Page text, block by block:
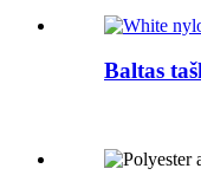
Baltas